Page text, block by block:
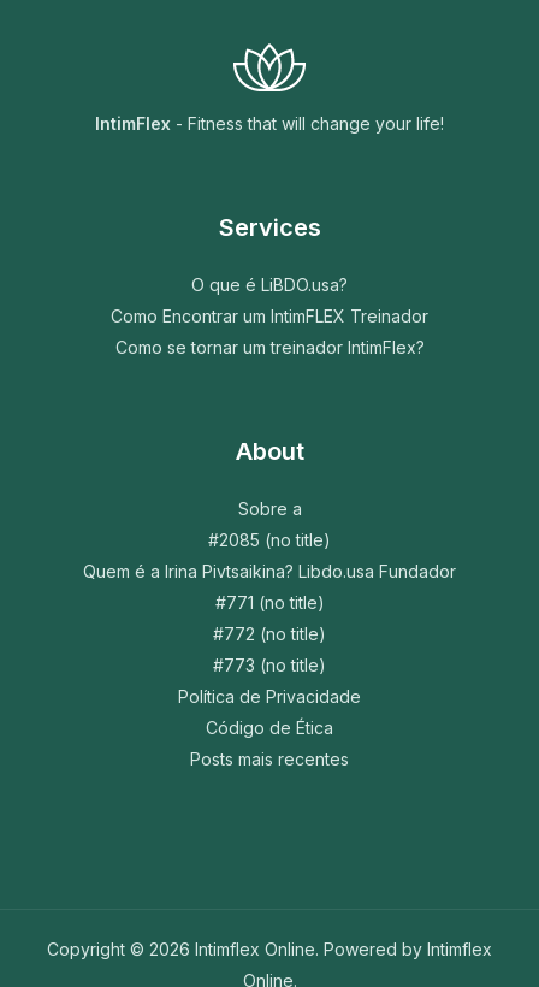
IntimFlex - Fitness that will change your life!
Services
O que é LiBDO.usa?
Como Encontrar um IntimFLEX Treinador
Como se tornar um treinador IntimFlex?
About
Sobre a
#2085 (no title)
Quem é a Irina Pivtsaikina? Libdo.usa Fundador
#771 (no title)
#772 (no title)
#773 (no title)
Política de Privacidade
Código de Ética
Posts mais recentes
Copyright © 2026 Intimflex Online. Powered by Intimflex
Online.